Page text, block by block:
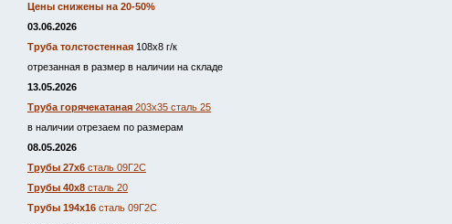
Цены снижены на 20-50%
03.06.2026
Труба толстостенная 108х8 г/к
отрезанная в размер в наличии на складе
13.05.2026
Труба горячекатаная 203х35 сталь 25
в наличии отрезаем по размерам
08.05.2026
Трубы 27х6 сталь 09Г2С
Трубы 40х8 сталь 20
Трубы 194х16 сталь 09Г2С